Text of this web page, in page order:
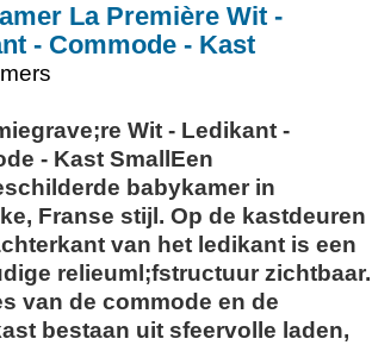
La Première Wit -
- Commode - Kast
Wit - Ledikant -
- Kast SmallEen
babykamer in
Franse stijl. Op de kastdeuren
van het ledikant is een
relieuml;fstructuur zichtbaar.
van de commode en de
bestaan uit sfeervolle laden,